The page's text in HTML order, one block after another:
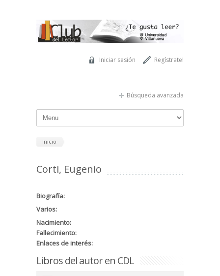
Regístrate!
Iniciar sesión
Búsqueda avanzada
Inicio
Corti, Eugenio
Biografía:
Varios:
Nacimiento:
Fallecimiento:
Enlaces de interés:
Libros del autor en CDL